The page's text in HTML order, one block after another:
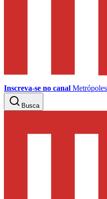
Inscreva-se no canal
Busca